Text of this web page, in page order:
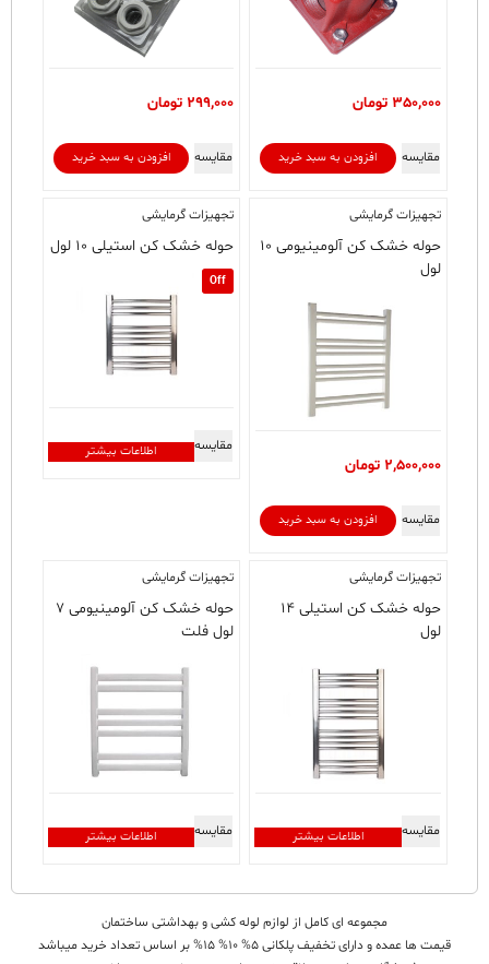
350,000 تومان
افزودن به سبد خرید مقایسه
299,000 تومان
افزودن به سبد خرید مقایسه
تجهیزات گرمایشی
حوله خشک کن آلومینیومی ۱۰
لول
2,500,000 تومان
افزودن به سبد خرید مقایسه
تجهیزات گرمایشی
حوله خشک کن استیلی ۱۰ لول
Off
اطلاعات بیشتر مقایسه
تجهیزات گرمایشی
حوله خشک کن استیلی ۱۴
لول
اطلاعات بیشتر مقایسه
تجهیزات گرمایشی
حوله خشک کن آلومینیومی ۷
لول فلت
اطلاعات بیشتر مقایسه
مجموعه ای کامل از لوازم لوله کشی و بهداشتی ساختمان
قیمت ها عمده و دارای تخفیف پلکانی 5% 10% 15% بر اساس تعداد خرید میباشد